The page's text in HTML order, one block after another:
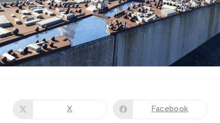
X Facebook